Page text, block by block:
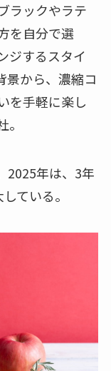
ラックやラテ
を自分で選
ジするスタイ
景から、濃縮コ
を手軽に楽し
2025年は、3年
ている。